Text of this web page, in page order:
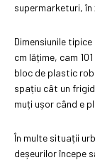
supermarketuri, în
Dimensiunile
cm lățime, cam
bloc de plastic
spațiu cât un
muți ușor când e
În multe situații
deșeurilor începe